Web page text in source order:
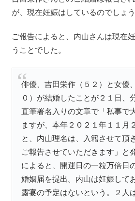
が、現在妊娠はしているのでしょう
ご報告によると、内山さんは現在
うことでした。
俳優、吉田栄作（５２）と女優
０）が結婚したことが２１日、
直筆署名入りの文章で「私事で
ますが、本年２０２１年１１月
と、内山理名は、入籍させて頂
ご報告させていただきます」と
によると、開運日の一粒万倍日
婚姻届を提出。内山は妊娠して
露宴の予定はないという。２人